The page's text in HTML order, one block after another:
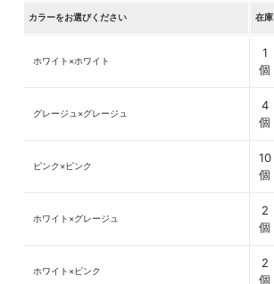
カラーをお選びください 在庫
ホワイト×ホワイト
1
個
グレージュ×グレージュ
4
個
ピンク×ピンク
10
個
ホワイト×グレージュ
2
個
ホワイト×ピンク
2
個